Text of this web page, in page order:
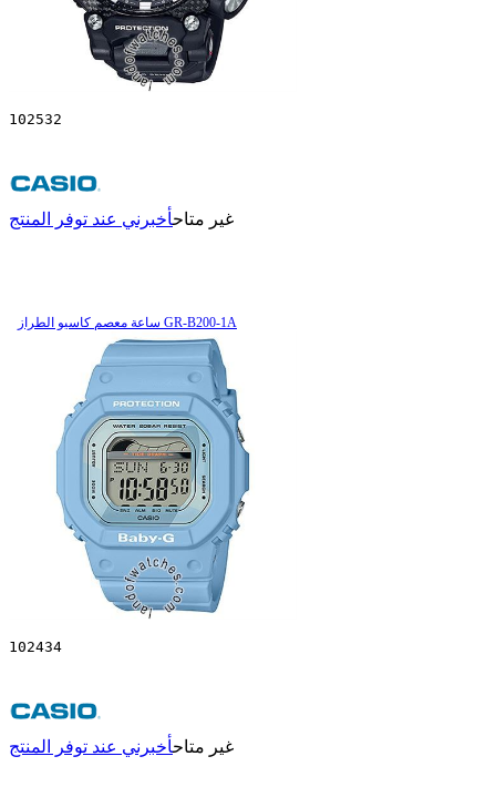
102532
غير متاحأخبرني عند توفر المنتج
ساعة معصم کاسیو الطراز GR-B200-1A
102434
غير متاحأخبرني عند توفر المنتج